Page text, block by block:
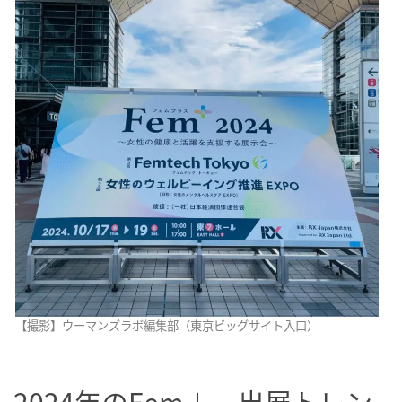
【撮影】ウーマンズラボ編集部（東京ビッグサイト入口）